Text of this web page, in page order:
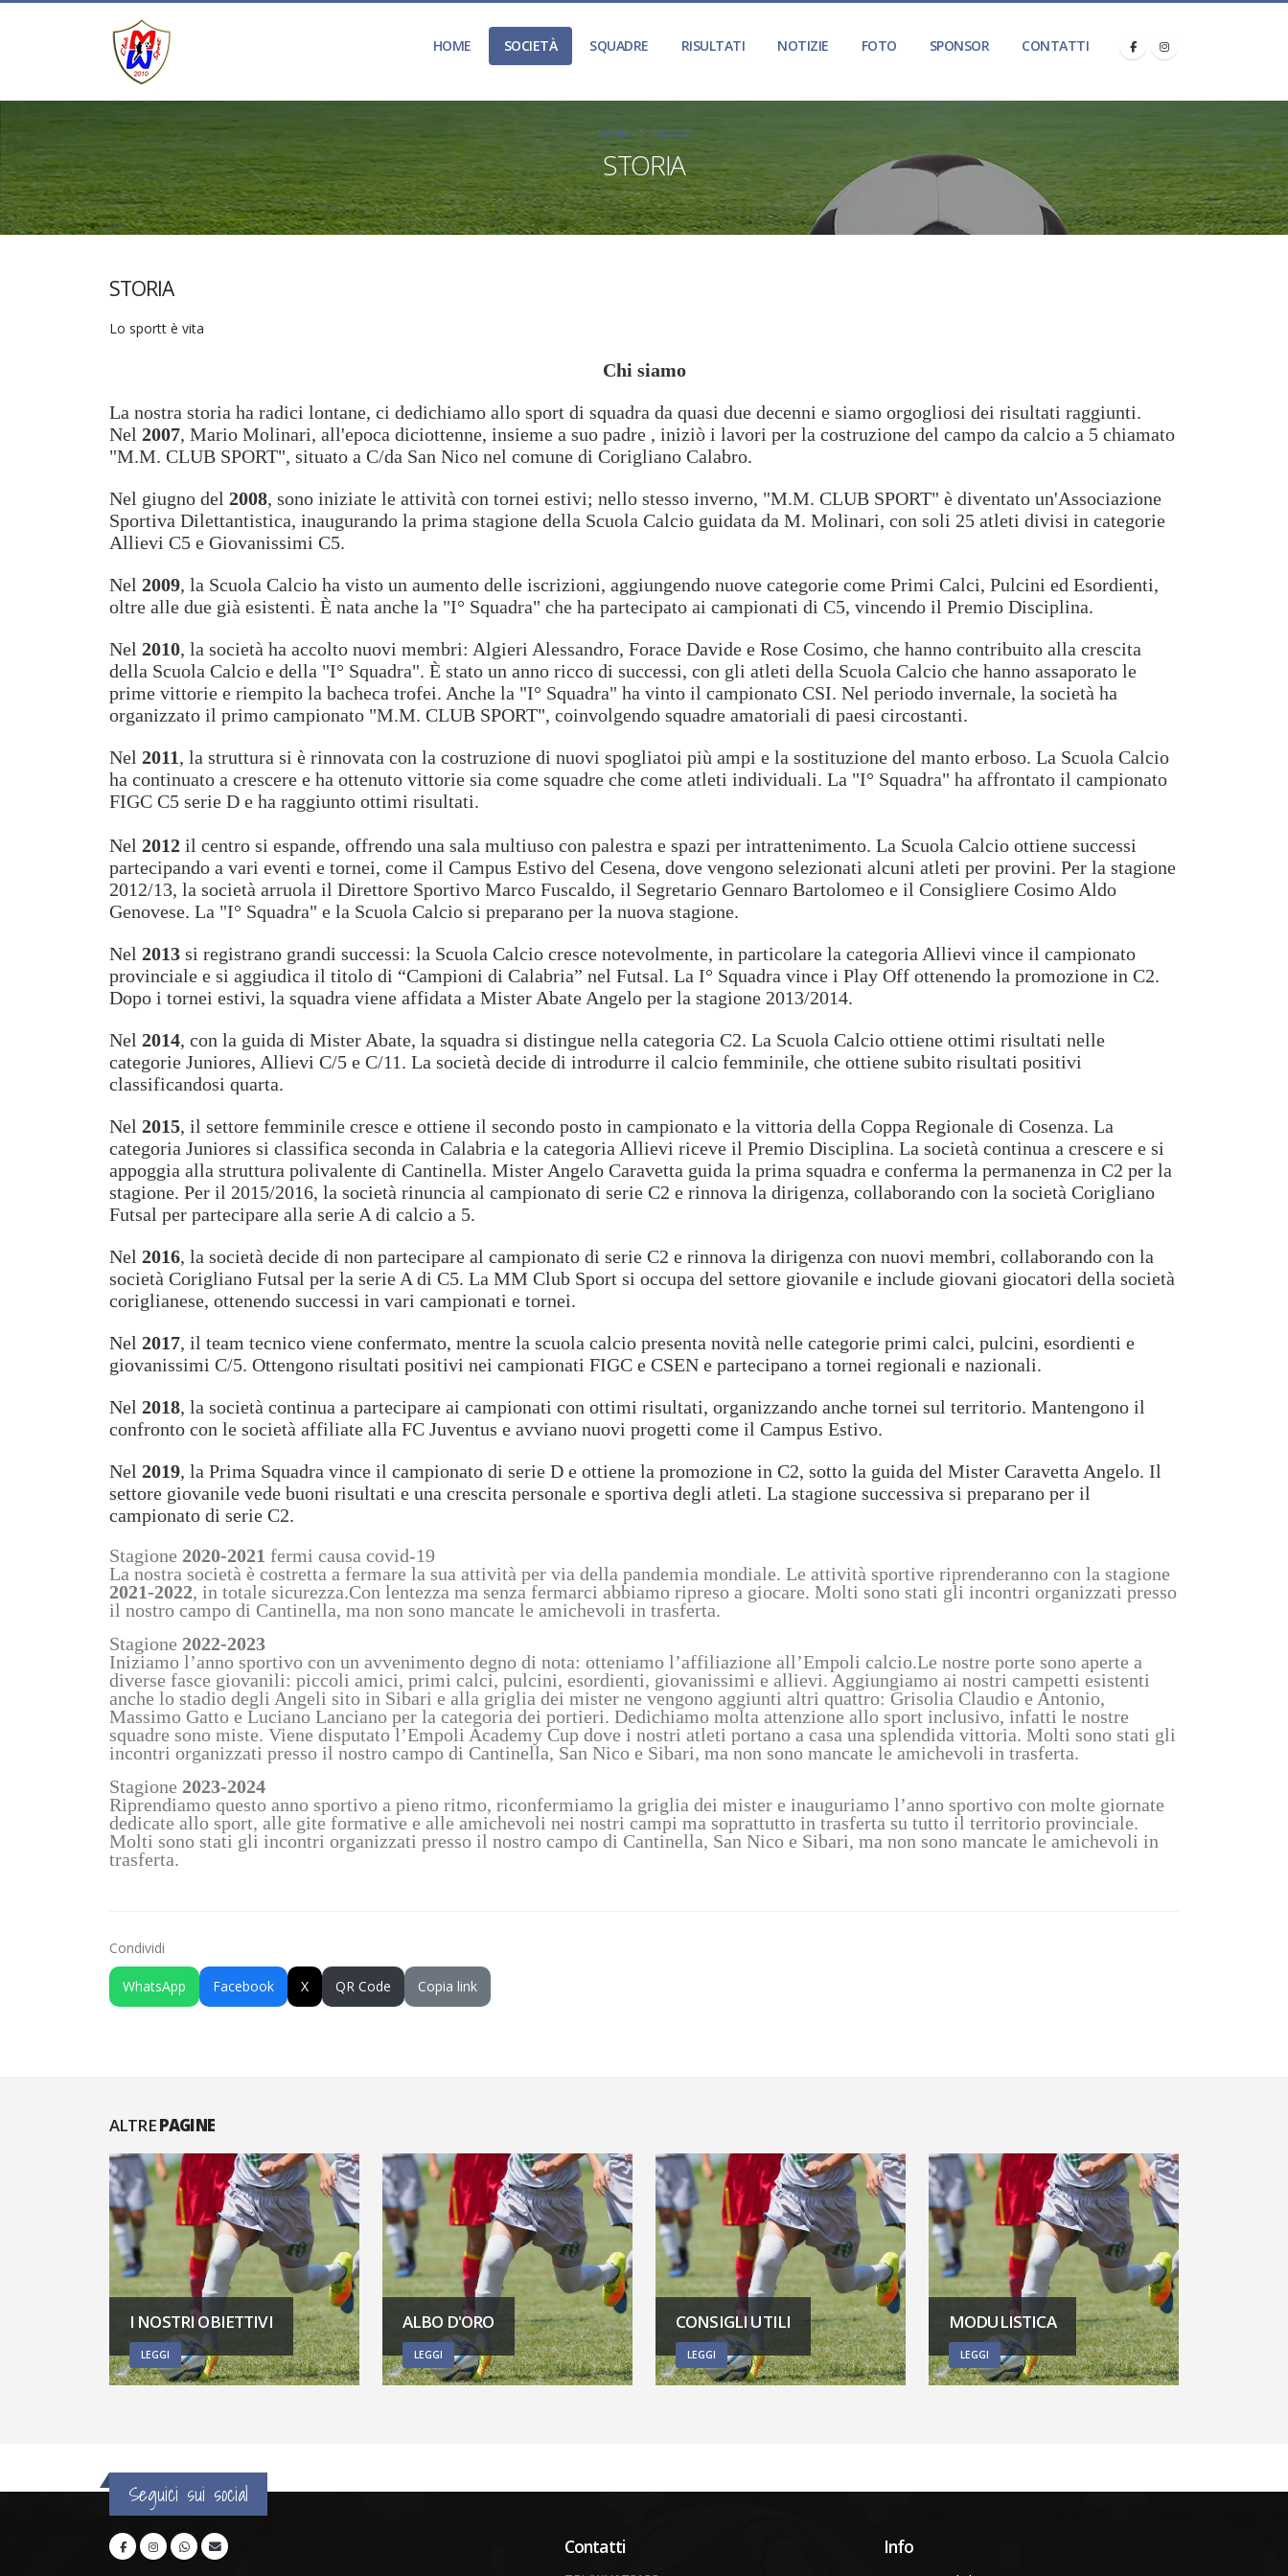
HOME SOCIETÀ SQUADRE RISULTATI NOTIZIE FOTO SPONSOR CONTATTI
STORIA
HOME PAGINE
STORIA
Lo sportt è vita
Chi siamo
La nostra storia ha radici lontane, ci dedichiamo allo sport di squadra da quasi due decenni e siamo orgogliosi dei risultati raggiunti.
Nel 2007, Mario Molinari, all'epoca diciottenne, insieme a suo padre , iniziò i lavori per la costruzione del campo da calcio a 5 chiamato
"M.M. CLUB SPORT", situato a C/da San Nico nel comune di Corigliano Calabro.
Nel giugno del 2008, sono iniziate le attività con tornei estivi; nello stesso inverno, "M.M. CLUB SPORT" è diventato un'Associazione
Sportiva Dilettantistica, inaugurando la prima stagione della Scuola Calcio guidata da M. Molinari, con soli 25 atleti divisi in categorie
Allievi C5 e Giovanissimi C5.
Nel 2009, la Scuola Calcio ha visto un aumento delle iscrizioni, aggiungendo nuove categorie come Primi Calci, Pulcini ed Esordienti,
oltre alle due già esistenti. È nata anche la "I° Squadra" che ha partecipato ai campionati di C5, vincendo il Premio Disciplina.
Nel 2010, la società ha accolto nuovi membri: Algieri Alessandro, Forace Davide e Rose Cosimo, che hanno contribuito alla crescita
della Scuola Calcio e della "I° Squadra". È stato un anno ricco di successi, con gli atleti della Scuola Calcio che hanno assaporato le
prime vittorie e riempito la bacheca trofei. Anche la "I° Squadra" ha vinto il campionato CSI. Nel periodo invernale, la società ha
organizzato il primo campionato "M.M. CLUB SPORT", coinvolgendo squadre amatoriali di paesi circostanti.
Nel 2011, la struttura si è rinnovata con la costruzione di nuovi spogliatoi più ampi e la sostituzione del manto erboso. La Scuola Calcio
ha continuato a crescere e ha ottenuto vittorie sia come squadre che come atleti individuali. La "I° Squadra" ha affrontato il campionato
FIGC C5 serie D e ha raggiunto ottimi risultati.
Nel 2012 il centro si espande, offrendo una sala multiuso con palestra e spazi per intrattenimento. La Scuola Calcio ottiene successi
partecipando a vari eventi e tornei, come il Campus Estivo del Cesena, dove vengono selezionati alcuni atleti per provini. Per la stagione
2012/13, la società arruola il Direttore Sportivo Marco Fuscaldo, il Segretario Gennaro Bartolomeo e il Consigliere Cosimo Aldo
Genovese. La "I° Squadra" e la Scuola Calcio si preparano per la nuova stagione.
Nel 2013 si registrano grandi successi: la Scuola Calcio cresce notevolmente, in particolare la categoria Allievi vince il campionato
provinciale e si aggiudica il titolo di “Campioni di Calabria” nel Futsal. La I° Squadra vince i Play Off ottenendo la promozione in C2.
Dopo i tornei estivi, la squadra viene affidata a Mister Abate Angelo per la stagione 2013/2014.
Nel 2014, con la guida di Mister Abate, la squadra si distingue nella categoria C2. La Scuola Calcio ottiene ottimi risultati nelle
categorie Juniores, Allievi C/5 e C/11. La società decide di introdurre il calcio femminile, che ottiene subito risultati positivi
classificandosi quarta.
Nel 2015, il settore femminile cresce e ottiene il secondo posto in campionato e la vittoria della Coppa Regionale di Cosenza. La
categoria Juniores si classifica seconda in Calabria e la categoria Allievi riceve il Premio Disciplina. La società continua a crescere e si
appoggia alla struttura polivalente di Cantinella. Mister Angelo Caravetta guida la prima squadra e conferma la permanenza in C2 per la
stagione. Per il 2015/2016, la società rinuncia al campionato di serie C2 e rinnova la dirigenza, collaborando con la società Corigliano
Futsal per partecipare alla serie A di calcio a 5.
Nel 2016, la società decide di non partecipare al campionato di serie C2 e rinnova la dirigenza con nuovi membri, collaborando con la
società Corigliano Futsal per la serie A di C5. La MM Club Sport si occupa del settore giovanile e include giovani giocatori della società
coriglianese, ottenendo successi in vari campionati e tornei.
Nel 2017, il team tecnico viene confermato, mentre la scuola calcio presenta novità nelle categorie primi calci, pulcini, esordienti e
giovanissimi C/5. Ottengono risultati positivi nei campionati FIGC e CSEN e partecipano a tornei regionali e nazionali.
Nel 2018, la società continua a partecipare ai campionati con ottimi risultati, organizzando anche tornei sul territorio. Mantengono il
confronto con le società affiliate alla FC Juventus e avviano nuovi progetti come il Campus Estivo.
Nel 2019, la Prima Squadra vince il campionato di serie D e ottiene la promozione in C2, sotto la guida del Mister Caravetta Angelo. Il
settore giovanile vede buoni risultati e una crescita personale e sportiva degli atleti. La stagione successiva si preparano per il
campionato di serie C2.
Stagione 2020-2021 fermi causa covid-19
La nostra società è costretta a fermare la sua attività per via della pandemia mondiale. Le attività sportive riprenderanno con la stagione
2021-2022, in totale sicurezza.Con lentezza ma senza fermarci abbiamo ripreso a giocare. Molti sono stati gli incontri organizzati presso
il nostro campo di Cantinella, ma non sono mancate le amichevoli in trasferta.
Stagione 2022-2023
Iniziamo l’anno sportivo con un avvenimento degno di nota: otteniamo l’affiliazione all’Empoli calcio.Le nostre porte sono aperte a
diverse fasce giovanili: piccoli amici, primi calci, pulcini, esordienti, giovanissimi e allievi. Aggiungiamo ai nostri campetti esistenti
anche lo stadio degli Angeli sito in Sibari e alla griglia dei mister ne vengono aggiunti altri quattro: Grisolia Claudio e Antonio,
Massimo Gatto e Luciano Lanciano per la categoria dei portieri. Dedichiamo molta attenzione allo sport inclusivo, infatti le nostre
squadre sono miste. Viene disputato l’Empoli Academy Cup dove i nostri atleti portano a casa una splendida vittoria. Molti sono stati gli
incontri organizzati presso il nostro campo di Cantinella, San Nico e Sibari, ma non sono mancate le amichevoli in trasferta.
Stagione 2023-2024
Riprendiamo questo anno sportivo a pieno ritmo, riconfermiamo la griglia dei mister e inauguriamo l’anno sportivo con molte giornate
dedicate allo sport, alle gite formative e alle amichevoli nei nostri campi ma soprattutto in trasferta su tutto il territorio provinciale.
Molti sono stati gli incontri organizzati presso il nostro campo di Cantinella, San Nico e Sibari, ma non sono mancate le amichevoli in
trasferta.
Condividi
WhatsApp Facebook X QR Code Copia link
ALTREPAGINE
I NOSTRI OBIETTIVI
LEGGI
ALBO D'ORO
LEGGI
CONSIGLI UTILI
LEGGI
MODULISTICA
LEGGI
Seguici sui social
Contatti Info